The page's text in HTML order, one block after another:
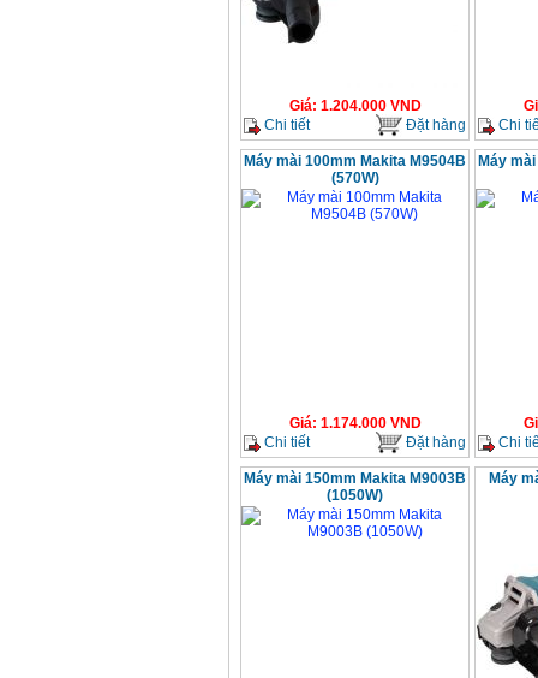
Giá: 1.204.000VND
Chi tiết
Đặt hàng
Chi
Máy mài 100mm Makita M9504B
(570W)
Giá: 1.174.000VND
Chi tiết
Đặt hàng
Máy
Chi
Máy mài 150mm Makita M9003B
(1050W)
Máy